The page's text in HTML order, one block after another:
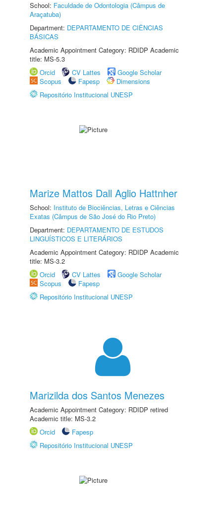
School: Faculdade de Odontologia (Câmpus de
Araçatuba)
Department: DEPARTAMENTO DE CIÊNCIAS
BÁSICAS
Academic Appointment Category: RDIDP Academic
title: MS-5.3
Orcid
CV Lattes
Google Scholar
Scopus
Fapesp
Dimensions
Repositório Institucional UNESP
Marize Mattos Dall Aglio Hattnher
School: Instituto de Biociências, Letras e Ciências
Exatas (Câmpus de São José do Rio Preto)
Department: DEPARTAMENTO DE ESTUDOS
LINGUÍSTICOS E LITERÁRIOS
Academic Appointment Category: RDIDP Academic
title: MS-3.2
Orcid
CV Lattes
Google Scholar
Scopus
Fapesp
Repositório Institucional UNESP
Marizilda dos Santos Menezes
Academic Appointment Category: RDIDP retired
Academic title: MS-3.2
Orcid
Fapesp
Repositório Institucional UNESP